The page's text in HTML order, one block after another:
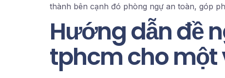
thành bên cạnh đó phòng ngự an toàn, góp
Hướng dẫn đề
tphcm cho một